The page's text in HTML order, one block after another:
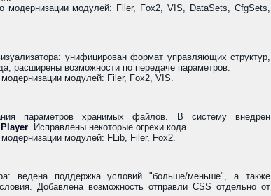
модернизации модулей: Filer, Fox2, VIS, DataSets, CfgSets,
унифицирован формат управляющих структур,
расширены возможности по передаче параметров.
модулей: Filer, Fox2, VIS.
параметров хранимых файлов. В систему внедрен
. Исправлены некоторые огрехи кода.
модулей: FLib, Filer, Fox2.
ведена поддержка условий "больше/меньше", а также
Добавлена возможность отправли CSS отдельно от